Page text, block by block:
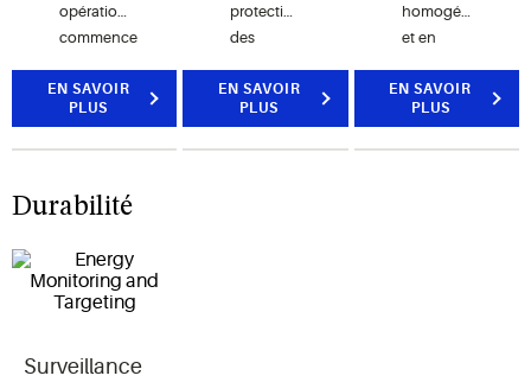
opérations
commence
Manager,
le logiciel
ProAct
Service.
EN SAVOIR
PLUS
protection
des
et des
produits
EN SAVOIR
PLUS
homogénéité
et en
grâce au
réglage et
EN SAVOIR
PLUS
Durabilité
Surveillance